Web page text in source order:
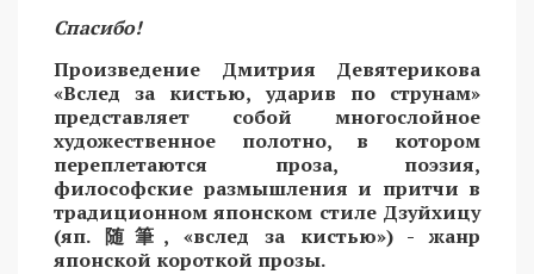
Спасибо!
Произведение Дмитрия Девятерикова
«Вслед за кистью, ударив по струнам»
представляет собой многослойное
художественное полотно, в котором
переплетаются проза, поэзия,
философские размышления и притчи в
традиционном японском стиле Дзуйхицу
(яп. 随筆 , «вслед за кистью») - жанр
японской короткой прозы.